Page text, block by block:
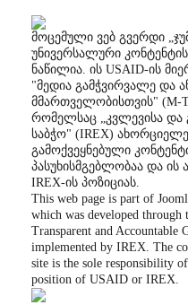
მოცემული ვებ გვერდი
უნივერსალური კონტენტის
ნაწილია. ის USAID-ის
"მედია გამჭვირვალე და
მმართველობისთვის" (M-
რომელსაც „კვლევისა და
საბჭო" (IREX)
გამოქვეყნებული
პასუხისმგებლობაა და ის
IREX-ის პოზიციას.
This web page is part of
which was developed
Transparent and Accountable
implemented by IREX. The
site is the sole responsibility
position of USAID or IREX.